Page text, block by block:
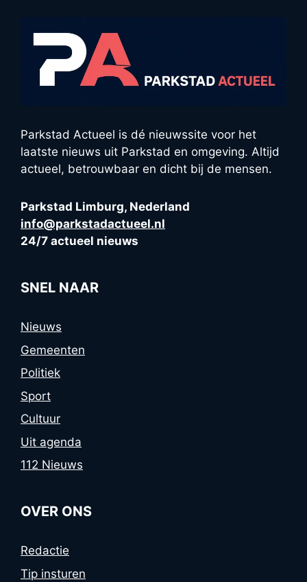
Parkstad Actueel is dé nieuwssite voor het
laatste nieuws uit Parkstad en omgeving. Altijd
actueel, betrouwbaar en dicht bij de mensen.
Parkstad Limburg, Nederland
info@parkstadactueel.nl
24/7 actueel nieuws
SNEL NAAR
Nieuws
Gemeenten
Politiek
Sport
Cultuur
Uit agenda
112 Nieuws
OVER ONS
Redactie
Tip insturen